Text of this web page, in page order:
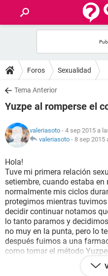
FOROS
SALUD
FAMILIA
NUTRICIÓN
BIENESTAR
SEXUALIDAD
GLOSARIO
Foros Sexualidad
Tema Anterior
Yuzpe al romperse el
valeriasoto - 4 sep 2015 a
valeriasoto - 8 sep 2015
Hola!
Tuve mi primera relación
setiembre, cuando estaba
normalmente mis ciclos
protegimos mientras
decidir continuar notamos
lo tanto paramos y
no muy en la punta, pero lo
después fuimos a una
como tomar el método
píldora del día después es
2 pastillas anticonceptivas y